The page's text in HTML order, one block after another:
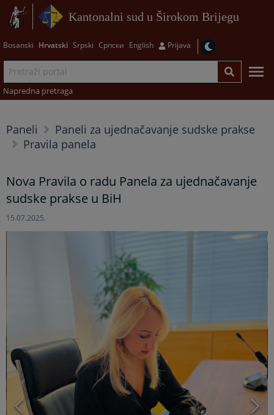
Kantonalni sud u Širokom Brijegu
Bosanski Hrvatski Srpski Српски English Prijava
Napredna pretraga
Paneli
Paneli za ujednačavanje sudske prakse
Pravila panela
Nova Pravila o radu Panela za ujednačavanje
sudske prakse u BiH
15.07.2025.